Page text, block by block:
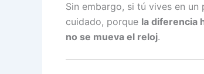
Sin embargo, si tú vives en un
cuidado, porque la diferencia
no se mueva el reloj.